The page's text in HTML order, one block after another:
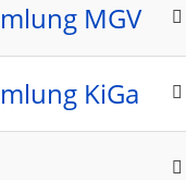
MGV
KiGa